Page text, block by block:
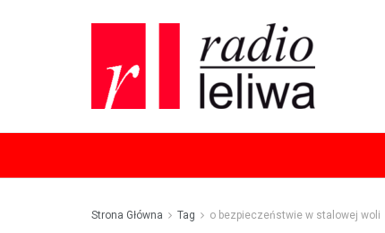
Strona Główna Tag o bezpieczeństwie w stalowej woli